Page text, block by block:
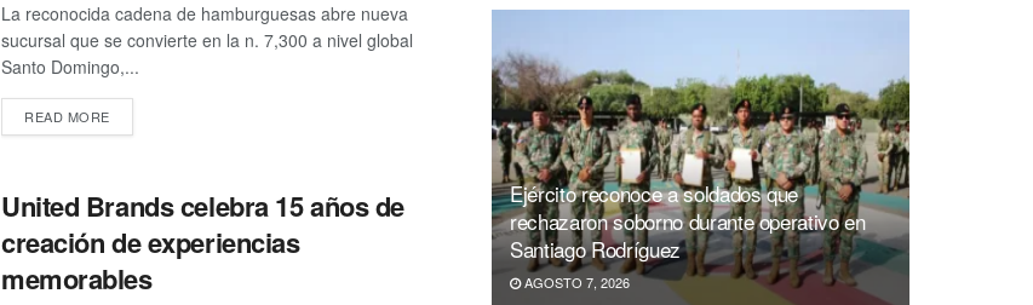
La reconocida cadena de hamburguesas abre nueva
sucursal que se convierte en la n. 7,300 a nivel global
Santo Domingo,...
READ MORE
United Brands celebra 15 años de
creación de experiencias
memorables
Ejército reconoce a soldados que
rechazaron soborno durante operativo en
Santiago Rodríguez
AGOSTO 7, 2026